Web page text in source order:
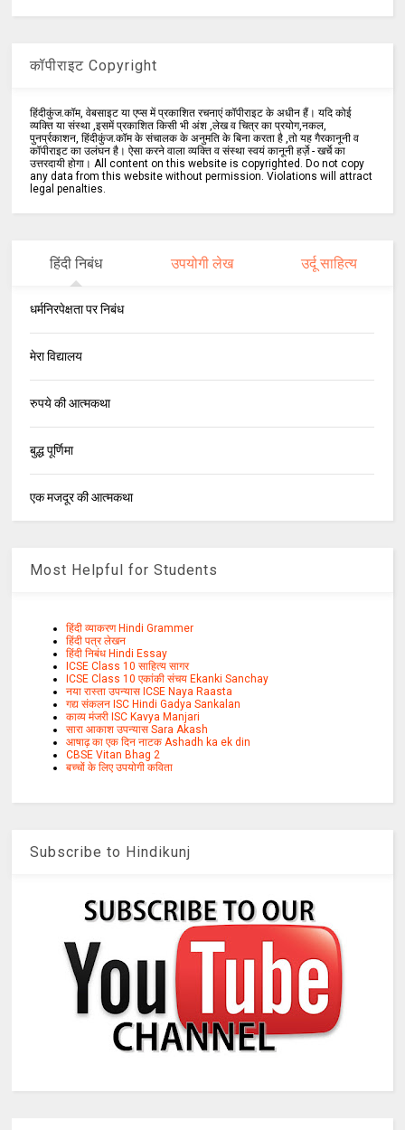
कॉपीराइट Copyright
हिंदीकुंज.कॉम, वेबसाइट या एप्स में प्रकाशित रचनाएं कॉपीराइट के अधीन हैं। यदि कोई
व्यक्ति या संस्था ,इसमें प्रकाशित किसी भी अंश ,लेख व चित्र का प्रयोग,नकल,
पुनर्प्रकाशन, हिंदीकुंज.कॉम के संचालक के अनुमति के बिना करता है ,तो यह गैरकानूनी व
कॉपीराइट का उलंघन है। ऐसा करने वाला व्यक्ति व संस्था स्वयं कानूनी हर्ज़े - खर्चे का
उत्तरदायी होगा। All content on this website is copyrighted. Do not copy
any data from this website without permission. Violations will attract
legal penalties.
हिंदी निबंध उपयोगी लेख उर्दू साहित्य
धर्मनिरपेक्षता पर निबंध
मेरा विद्यालय
रुपये की आत्मकथा
बुद्ध पूर्णिमा
एक मजदूर की आत्मकथा
Most Helpful for Students
हिंदी व्याकरण Hindi Grammer
हिंदी पत्र लेखन
हिंदी निबंध Hindi Essay
ICSE Class 10 साहित्य सागर
ICSE Class 10 एकांकी संचय Ekanki Sanchay
नया रास्ता उपन्यास ICSE Naya Raasta
गद्य संकलन ISC Hindi Gadya Sankalan
काव्य मंजरी ISC Kavya Manjari
सारा आकाश उपन्यास Sara Akash
आषाढ़ का एक दिन नाटक Ashadh ka ek din
CBSE Vitan Bhag 2
बच्चों के लिए उपयोगी कविता
Subscribe to Hindikunj